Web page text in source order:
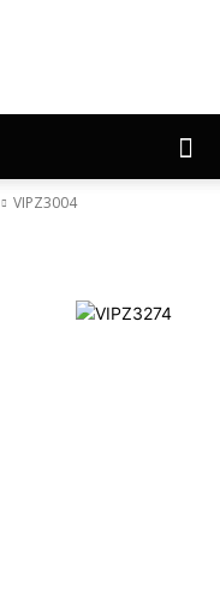
VIPZ3004